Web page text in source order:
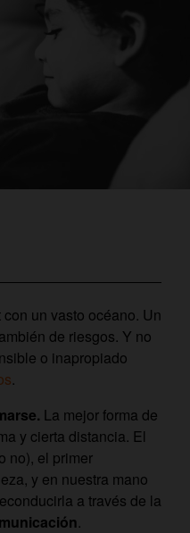
un vasto océano. Un
de riesgos. Y no
o inapropiado
.
La mejor forma de
y cierta distancia. El
no), el primer
y en nuestra mano
a través de la
.